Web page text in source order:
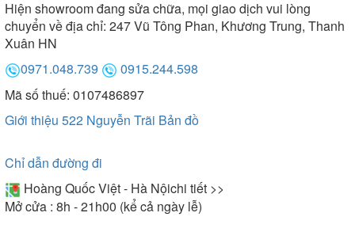
Hiện showroom đang sửa chữa, mọi giao dịch vui lòng
chuyển về địa chỉ: 247 Vũ Tông Phan, Khương Trung, Thanh
Xuân HN
0971.048.739
0915.244.598
Mã số thuế: 0107486897
Giới thiệu 522 Nguyễn Trãi Bản đồ
Chỉ dẫn đường đi
Hoàng Quốc Việt - Hà Nộichi tiết >>
Mở cửa : 8h - 21h00 (kể cả ngày lễ)